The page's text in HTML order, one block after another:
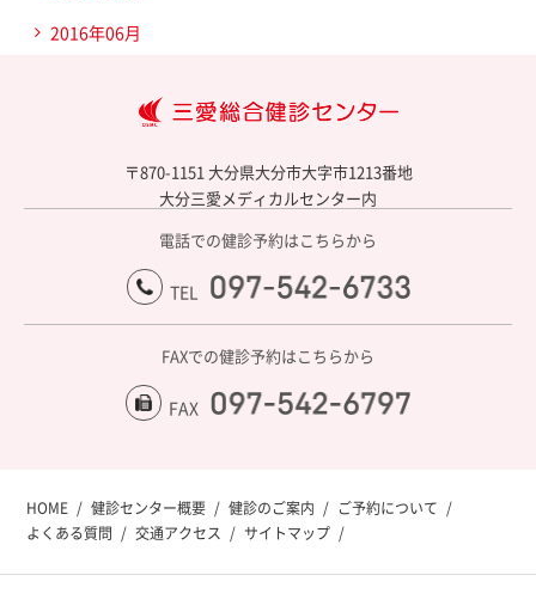
2016年06月
〒870-1151 大分県大分市大字市1213番地
大分三愛メディカルセンター内
電話での健診予約はこちらから
TEL 097-542-6733
FAXでの健診予約はこちらから
FAX
HOME 健診センター概要 健診のご案内
ご予約について
よくある質問
交通アクセス サイトマップ